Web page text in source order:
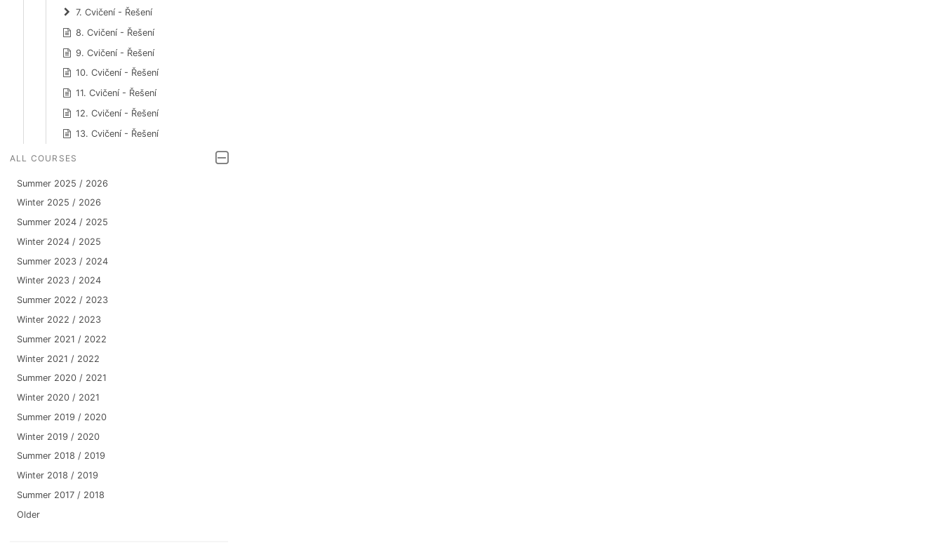
7. Cvičení - Řešení
8. Cvičení - Řešení
9. Cvičení - Řešení
10. Cvičení - Řešení
11. Cvičení - Řešení
12. Cvičení - Řešení
13. Cvičení - Řešení
ALL COURSES
Summer 2025 / 2026
Winter 2025 / 2026
Summer 2024 / 2025
Winter 2024 / 2025
Summer 2023 / 2024
Winter 2023 / 2024
Summer 2022 / 2023
Winter 2022 / 2023
Summer 2021 / 2022
Winter 2021 / 2022
Summer 2020 / 2021
Winter 2020 / 2021
Summer 2019 / 2020
Winter 2019 / 2020
Summer 2018 / 2019
Winter 2018 / 2019
Summer 2017 / 2018
Older